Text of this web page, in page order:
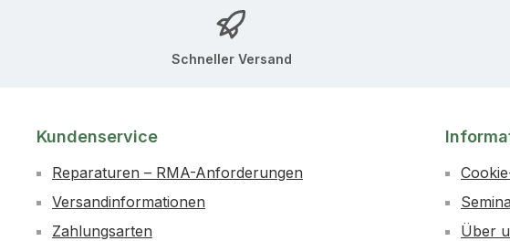
Schneller Versand
Kundenservice
Reparaturen – RMA-Anforderungen
Versandinformationen
Zahlungsarten
Über